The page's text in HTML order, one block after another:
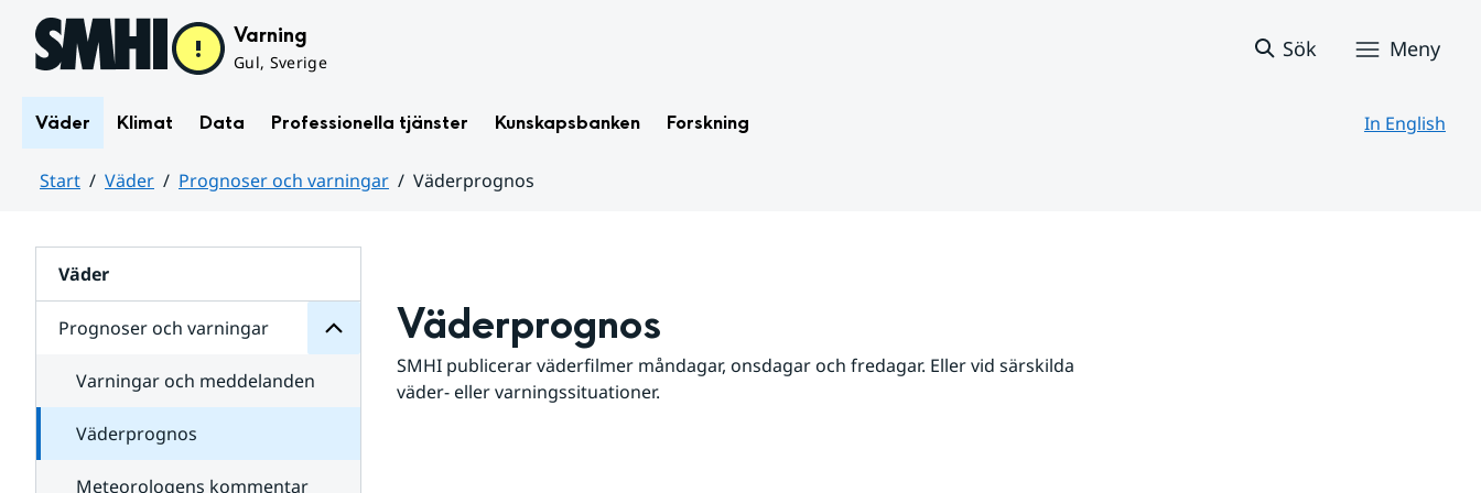
Hoppa till sidans innehåll Varning
Gul, Sverige
Sök Meny
Väder Klimat Data Professionella tjänster Kunskapsbanken Forskning In English
Start Väder Prognoser och varningar
Väderprognos
Väder
Prognoser och varningar
för
varningar
Varningar och meddelanden
Väderprognos
Meteorologens kommentar
Väderprognos
SMHI publicerar väderfilmer måndagar, onsdagar och fredagar. Eller vid särskilda
väder- eller varningssituationer.